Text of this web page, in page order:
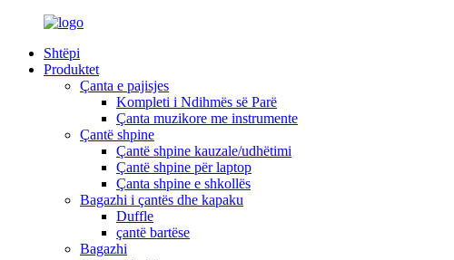
Shtëpi
Produktet
Çanta e pajisjes
Kompleti i Ndihmës së Parë
Çanta muzikore me instrumente
Çantë shpine
Çantë shpine kauzale/udhëtimi
Çantë shpine për laptop
Çanta shpine e shkollës
Bagazhi i çantës dhe kapaku
Duffle
çantë bartëse
Bagazhi